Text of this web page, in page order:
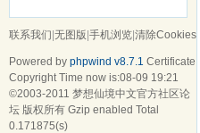
联系我们 无图版 手机浏览 清除Cookies
Powered by phpwind v8.7.1 Certificate
Copyright Time now is:08-09 19:21
©2003-2011 梦想仙境中文官方社区论
坛 版权所有 Gzip enabled Total
0.171875(s)